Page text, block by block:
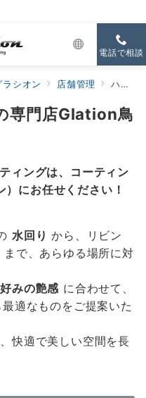
電話で相談
シオン 店舗管理 ハウスコーティングの専門店Glation鳥取店
専門店Glation鳥
ィングは、コーティン
にお任せください！
水回り から、リビン
まで、あらゆる場所に対
みの艶感 に合わせて、
適なものをご提案いた
快適で美しい空間を長